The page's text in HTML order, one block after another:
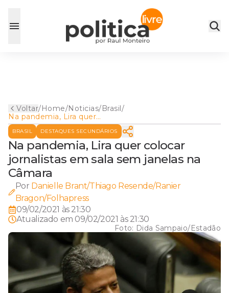
Voltar/Home/Noticias/Brasil/
Na pandemia, Lira quer
colocar jornalistas em sala
sem janelas na Câmara
BRASIL DESTAQUES SECUNDÁRIOS
Na pandemia, Lira quer colocar
jornalistas em sala sem janelas na
Câmara
Por Danielle Brant/Thiago Resende/Ranier
Bragon/Folhapress
09/02/2021 às 21:30
Atualizado em 09/02/2021 às 21:30
Foto: Dida Sampaio/Estadão